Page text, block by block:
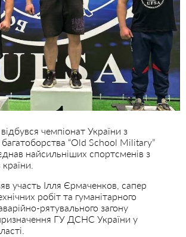
чемпіонат України з
багатоборства “Old School Military”
найсильніших спортсменів з
участь Ілля Єрмаченков, сапер
робіт та гуманітарного
рятувального загону
ГУ ДСНС України у